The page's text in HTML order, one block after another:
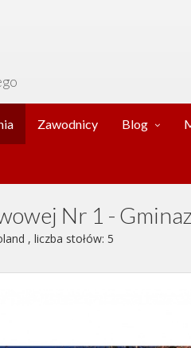
Zawodnicy Blog
Nr 1 -
, liczba stołów: 5